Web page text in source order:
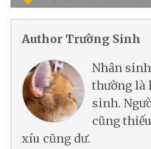
Author Trường Sinh
Nhân
thường là
sinh.
cũng
xíu cũng dư.